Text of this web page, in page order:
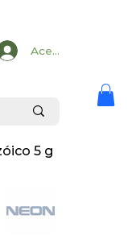
Acesse
5 g